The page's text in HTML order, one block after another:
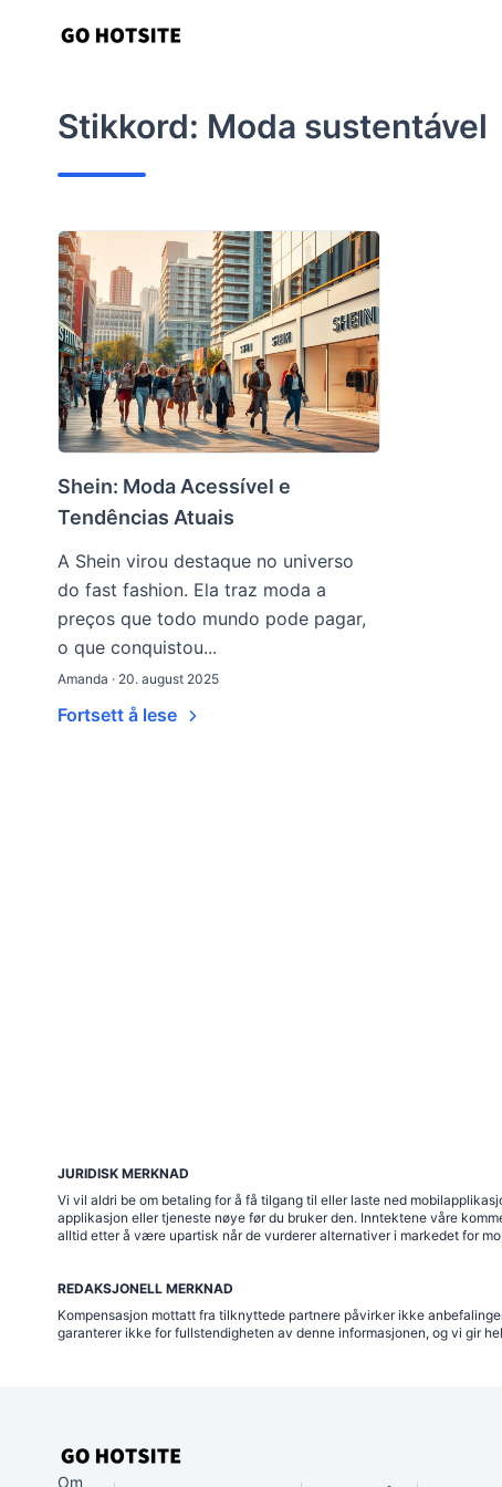
Stikkord: Moda sustentável
Shein: Moda Acessível e
Tendências Atuais
A Shein virou destaque no universo
do fast fashion. Ela traz moda a
preços que todo mundo pode pagar,
o que conquistou...
Amanda · 20. august 2025
Fortsett å lese
JURIDISK MERKNAD
Vi vil aldri be om betaling for å få tilgang til eller laste ned
applikasjon eller tjeneste nøye før du bruker den. Inntektene våre
alltid etter å være upartisk når de vurderer alternativer i markedet for
REDAKSJONELL MERKNAD
Kompensasjon mottatt fra tilknyttede partnere påvirker ikke
garanterer ikke for fullstendigheten av denne informasjonen, og vi gir
Om